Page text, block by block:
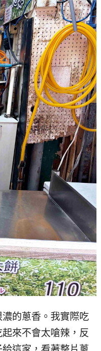
的蔥香。我實際吃
來不會太嗆辣，反